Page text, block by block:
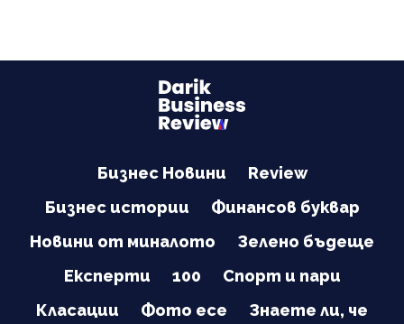
Бизнес Новини
Review
Бизнес истории
Финансов буквар
Новини от миналото
Зелено бъдеще
Експерти
100
Спорт и пари
Класации
Фото есе Знаете ли, че